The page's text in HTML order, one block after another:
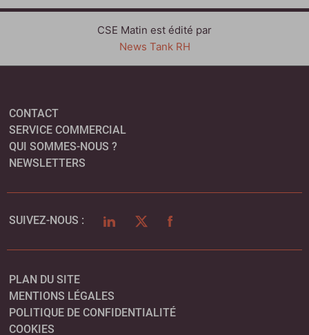
CSE Matin est édité par
News Tank RH
CONTACT
SERVICE COMMERCIAL
QUI SOMMES-NOUS ?
NEWSLETTERS
SUIVEZ-NOUS : LINKEDINTWITTERFACEBOOK
PLAN DU SITE
MENTIONS LÉGALES
POLITIQUE DE CONFIDENTIALITÉ
COOKIES